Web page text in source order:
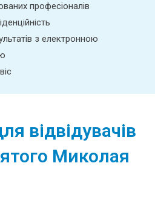
професіоналів
з електронною
відвідувачів
Миколая